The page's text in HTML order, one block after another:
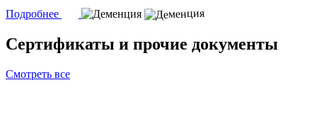
Подробнее
Сертификаты и прочие документы
Смотреть все